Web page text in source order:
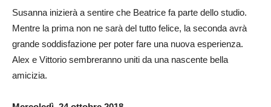
Susanna inizierà a sentire che Beatrice fa parte dello studio.
Mentre la prima non ne sarà del tutto felice, la seconda avrà
grande soddisfazione per poter fare una nuova esperienza.
Alex e Vittorio sembreranno uniti da una nascente bella
amicizia.